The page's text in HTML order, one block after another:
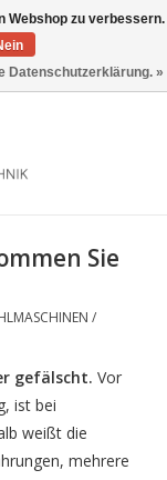
Sie
/
gefälscht. Vor
ist bei
weißt die
mehrere
Webshop zu verbessern.
Datenschutzerklärung. »